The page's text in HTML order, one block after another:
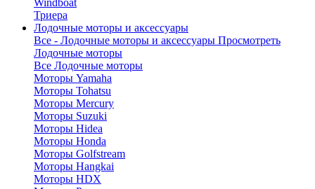
Windboat
Триера
Лодочные моторы и аксессуары
Все - Лодочные моторы и аксессуары Просмотреть
Лодочные моторы
Все Лодочные моторы
Моторы Yamaha
Моторы Tohatsu
Моторы Mercury
Моторы Suzuki
Моторы Hidea
Моторы Honda
Моторы Golfstream
Моторы Hangkai
Моторы HDX